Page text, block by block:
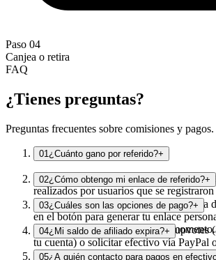
Paso 04
Canjea o retira
FAQ
¿Tienes preguntas?
Preguntas frecuentes sobre comisiones y pagos.
01 ¿Cuánto gano por referido?+
Recibes 10% de todos los depósitos con
realizados por usuarios que se
de referido.
02¿Cómo obtengo mi enlace de referido?+
Inicia sesión en tu panel, abre Programa
en el botón para generar tu enlace
Cópialo desde ahí en cualquier momento.
03¿Cuáles son las opciones de pago?+
Puedes canjear ganancias como upvotes
tu cuenta) o solicitar efectivo vía PayPal
canje mínimo de upvotes es 200 votos;
04¿Mi saldo de afiliado expira?+
No hay fecha de vencimiento en tu saldo
05¿A quién contacto para pagos en